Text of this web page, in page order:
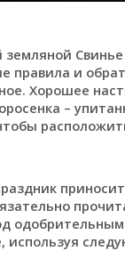
правила и
Хорошее
–
используя